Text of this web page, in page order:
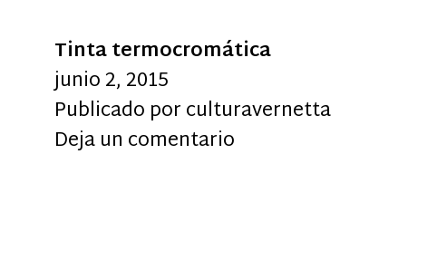
Tinta termocromática
junio 2, 2015
Publicado porculturavernetta
Deja un comentario